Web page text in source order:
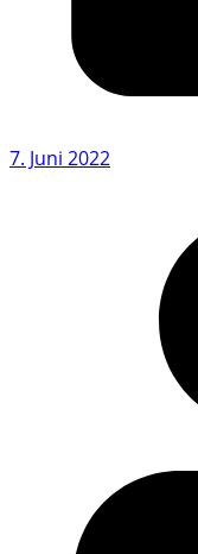
7. Juni 2022